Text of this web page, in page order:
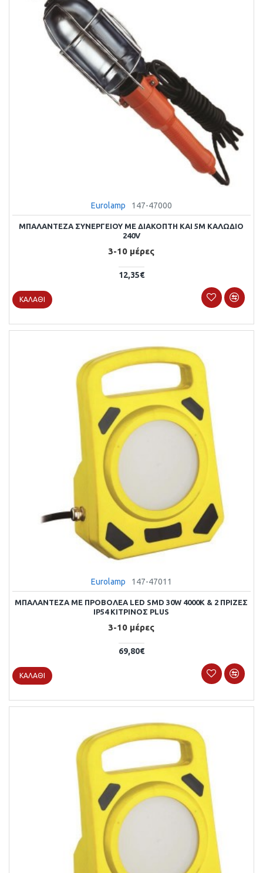
Eurolamp 147-47000
ΜΠΑΛΑΝΤΕΖΑ ΣΥΝΕΡΓΕΙΟΥ ΜΕ ΔΙΑΚΟΠΤΗ ΚΑΙ 5M ΚΑΛΩΔΙΟ
240V
3-10 μέρες
12,35€
ΚΑΛΆΘΙ
Eurolamp 147-47011
ΜΠΑΛΑΝΤΕΖΑ ΜΕ ΠΡΟΒΟΛΕΑ LED SMD 30W 4000K & 2 ΠΡΙΖΕΣ
IP54 ΚΙΤΡΙΝΟΣ PLUS
3-10 μέρες
69,80€
ΚΑΛΆΘΙ